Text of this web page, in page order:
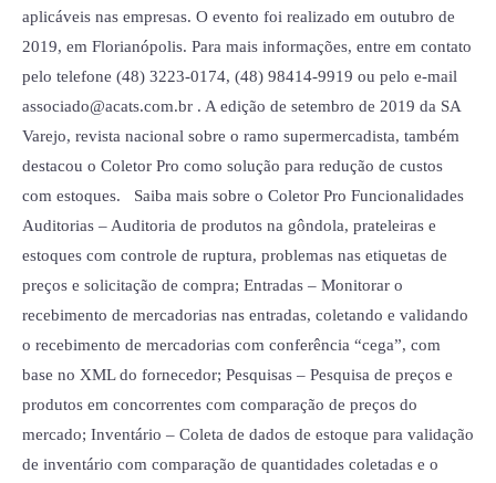
aplicáveis nas empresas. O evento foi realizado em outubro de
2019, em Florianópolis. Para mais informações, entre em contato
pelo telefone (48) 3223-0174, (48) 98414-9919 ou pelo e-mail
associado@acats.com.br . A edição de setembro de 2019 da SA
Varejo, revista nacional sobre o ramo supermercadista, também
destacou o Coletor Pro como solução para redução de custos
com estoques. Saiba mais sobre o Coletor Pro Funcionalidades
Auditorias – Auditoria de produtos na gôndola, prateleiras e
estoques com controle de ruptura, problemas nas etiquetas de
preços e solicitação de compra; Entradas – Monitorar o
recebimento de mercadorias nas entradas, coletando e validando
o recebimento de mercadorias com conferência “cega”, com
base no XML do fornecedor; Pesquisas – Pesquisa de preços e
produtos em concorrentes com comparação de preços do
mercado; Inventário – Coleta de dados de estoque para validação
de inventário com comparação de quantidades coletadas e o